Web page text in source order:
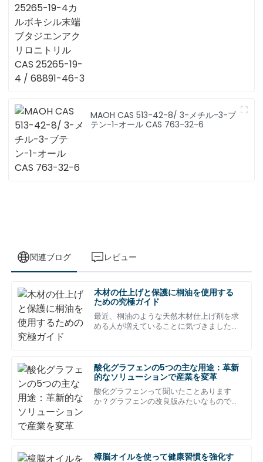
MAOH CAS 513-42-8/ 3-メチル-3-ブ
テン-1-オール CAS 763-32-6
関連ブログ レビュー
木材の仕上げと保護に桐油を使用する
ための究極ガイド
最近、桐油のような天然木材仕上げ剤を求
める人が増えていることに気づきました。
酸化グラフェンの5つの主な用途：革新
的なソリューションで産業を変革
酸化グラフェンって聞いたことあります
か？グラフェンの改良版みたいなもので、
樟脳オイルを使って健康習慣を強化す
ロ
ロバート・ウィルソ
ン
卓越した品質と細部へのこだわり。サポートチームは驚くほ
どプロフェッショナルな対応を見せてくれました！
07 5月 2025
シ
シャーロット・アダム
ス